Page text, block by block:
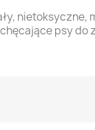
nietoksyczne,
psy do